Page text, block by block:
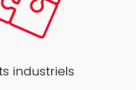
industriels